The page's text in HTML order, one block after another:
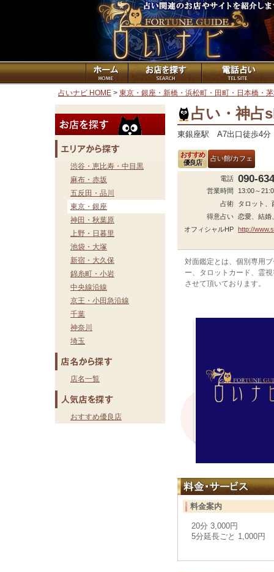
占いナビ HOME > 東京・銀座・新橋・浜松町・田町・日本橋・
渋谷・恵比寿・中目黒
麻布・赤坂
五反田・品川
東京・銀座
神田・秋葉原
上野・日暮里
池袋・大塚
新宿・大久保
錦糸町・小岩
中央線沿線
京王・小田急沿線
千葉
神奈川
埼玉
店名一覧
おすすめ優良店
占い・神
東銀座駅 A7出口徒歩4分
おすすめ
優良店
占い館/カフェ
電話 090-
営業時間
13:00～
占術
タロット、
得意占い 恋愛、結婚
オフィシャルHP http://
対面鑑定とは、個別専用
ー、タロットカード、霊
させて頂いております。
料金案内
20分 3,000円
5分延長ごと 1,000円